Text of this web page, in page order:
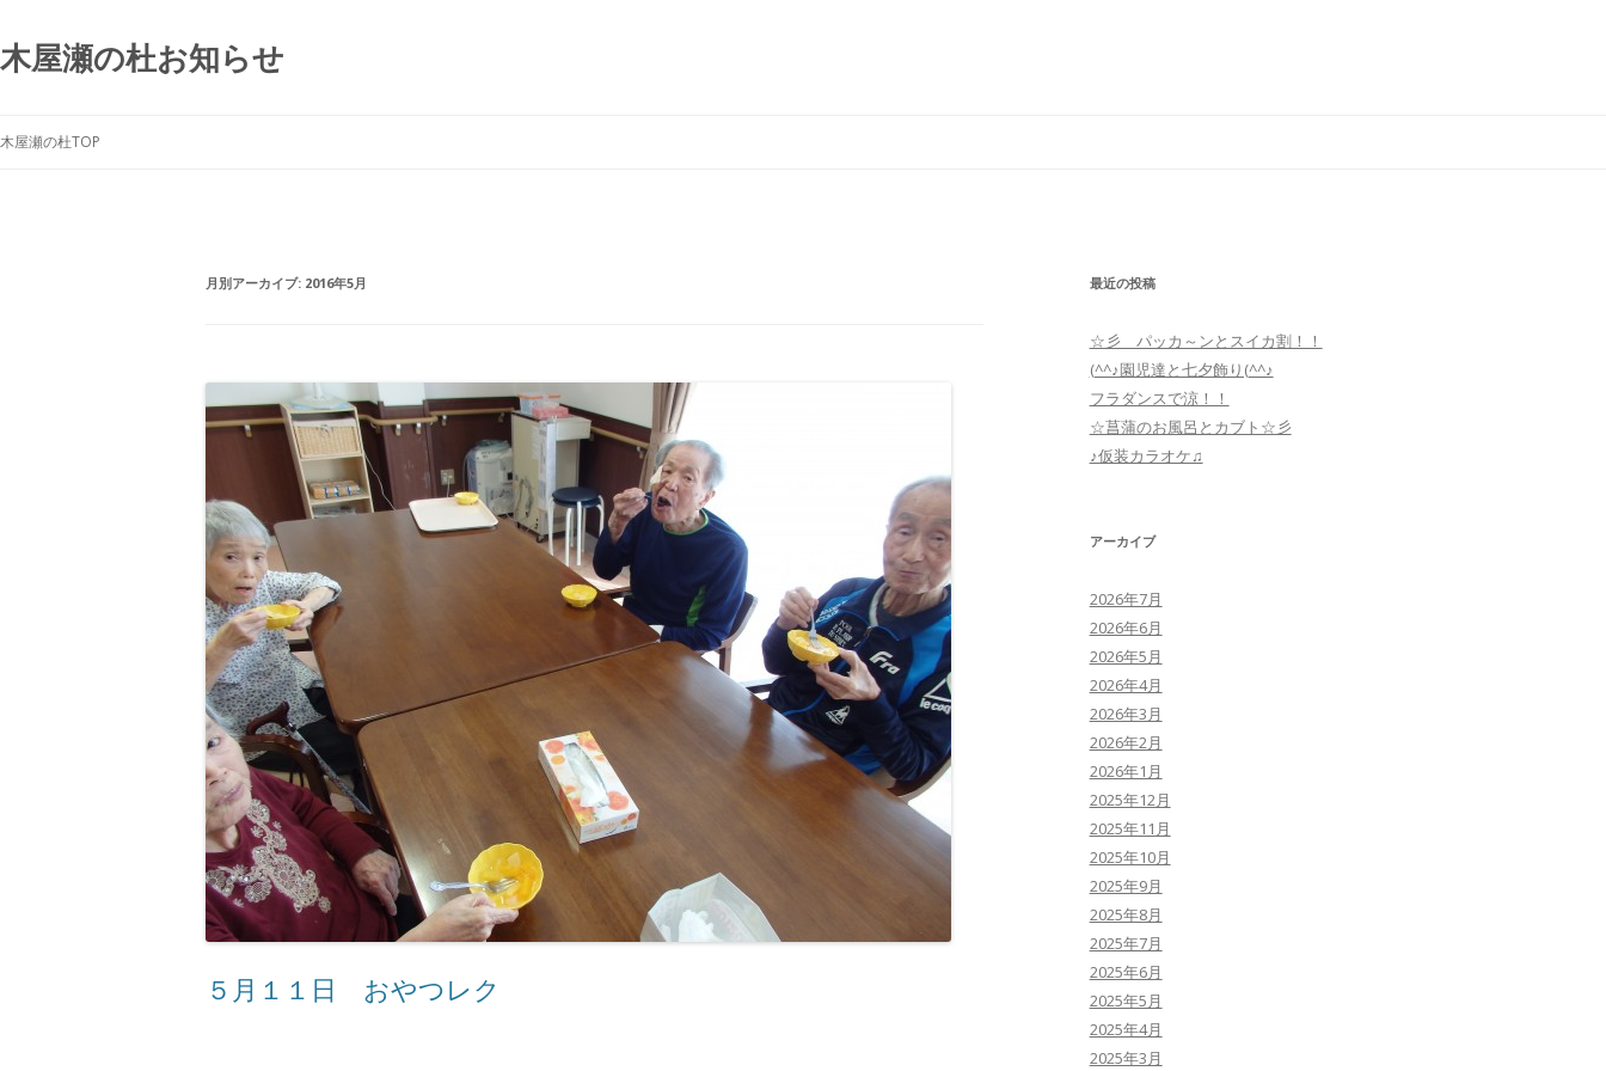
木屋瀬の杜お知らせ
木屋瀬の杜TOP
月別アーカイブ: 2016年5月
５月１１日 おやつレク
最近の投稿
☆彡 パッカ～ンとスイカ割！！
(^^♪園児達と七夕飾り(^^♪
フラダンスで涼！！
☆菖蒲のお風呂とカブト☆彡
♪仮装カラオケ♫
アーカイブ
2026年7月
2026年6月
2026年5月
2026年4月
2026年3月
2026年2月
2026年1月
2025年12月
2025年11月
2025年10月
2025年9月
2025年8月
2025年7月
2025年6月
2025年5月
2025年4月
2025年3月